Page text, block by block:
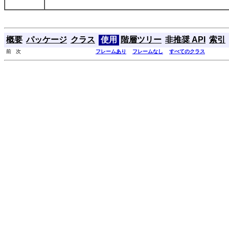
概要 パッケージ クラス 使用 階層ツリー 非推奨 API 索引
前 次 フレームあり フレームなし すべてのクラス